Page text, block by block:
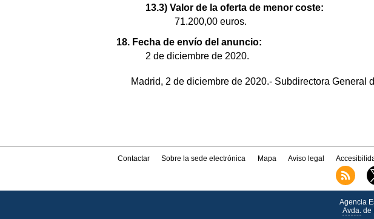
13.3) Valor de la oferta de menor coste:
71.200,00 euros.
18. Fecha de envío del anuncio:
2 de diciembre de 2020.
Madrid, 2 de diciembre de 2020.- Subdirectora
Contactar Sobre la sede electrónica Mapa Aviso legal
Agencia
Avda. de